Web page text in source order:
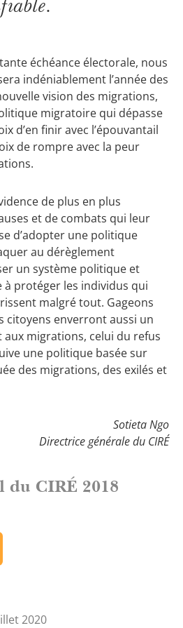
échéance électorale, nous
indéniablement l’année des
vision des migrations,
migratoire qui dépasse
d’en finir avec l’épouvantail
de rompre avec la peur
de plus en plus
et de combats qui leur
d’adopter une politique
au dérèglement
un système politique et
protéger les individus qui
malgré tout. Gageons
citoyens enverront aussi un
migrations, celui du refus
une politique basée sur
des migrations, des exilés et
Sotieta Ngo
Directrice générale du CIRÉ
du CIRÉ 2018
2020